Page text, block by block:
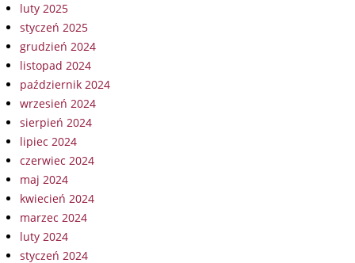
luty 2025
styczeń 2025
grudzień 2024
listopad 2024
październik 2024
wrzesień 2024
sierpień 2024
lipiec 2024
czerwiec 2024
maj 2024
kwiecień 2024
marzec 2024
luty 2024
styczeń 2024